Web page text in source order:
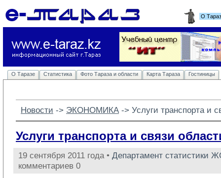
О
О Таразе Статистика Фото Тараза и области Карта Тараза Гостиницы
Новости -> ЭКОНОМИКА -> Услуги транспорта и
Услуги транспорта и связи
19 сентября 2011 года • Департамент статистики
комментариев 0